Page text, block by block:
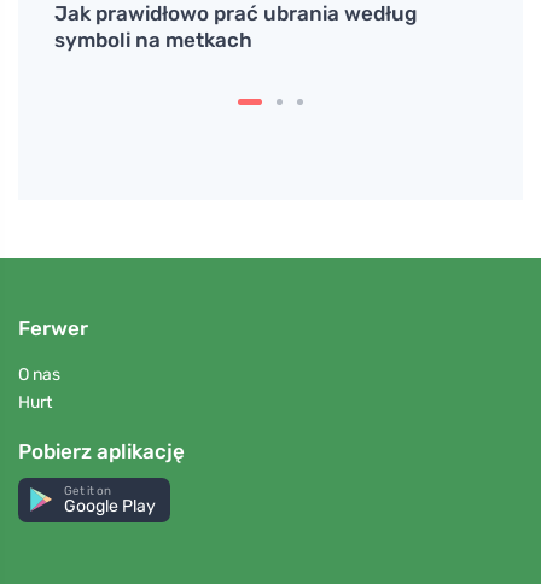
Jak prawidłowo prać ubrania według
symboli na metkach
Ferwer
O nas
Hurt
Pobierz aplikację
Get it on
Google Play